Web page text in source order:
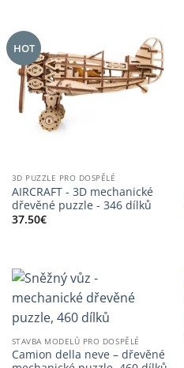
HOT
3D PUZZLE PRO DOSPĚLÉ
AIRCRAFT - 3D mechanické
dřevěné puzzle - 346 dílků
37.50€
STAVBA MODELŮ PRO DOSPĚLÉ
Camion della neve – dřevěné